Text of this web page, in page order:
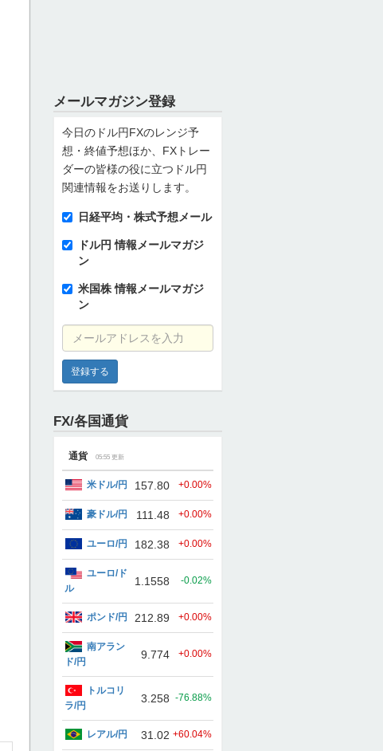
メールマガジン登録
今日のドル円FXのレンジ予
想・終値予想ほか、FXトレー
ダーの皆様の役に立つドル円
関連情報をお送りします。
日経平均・株式予想メール
ドル円 情報メールマガジ
ン
米国株 情報メールマガジ
ン
メールアドレスを入力
FX/各国通貨
通貨 05:55更新
米ドル/円 157.80 +0.00%
豪ドル/円 111.48 +0.00%
ユーロ/円 182.38 +0.00%
ユーロ/ド
ル
1.1558 -0.02%
ポンド/円 212.89 +0.00%
南アラン
ド/円
9.774 +0.00%
トルコリ
ラ/円
3.258 -76.88%
レアル/円 31.02 +60.04%